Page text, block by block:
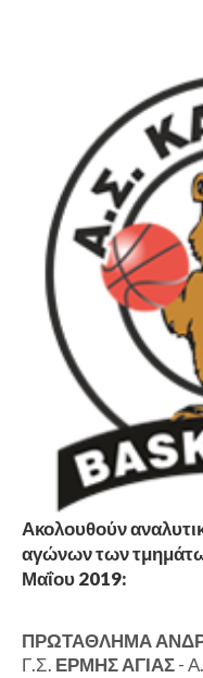
Ακολουθούν
αγώνων των
Μαΐου 2019:
ΠΡΩΤΑΘΛΗΜΑ
Γ.Σ. ΕΡΜΗΣ ΑΓΙΑΣ-